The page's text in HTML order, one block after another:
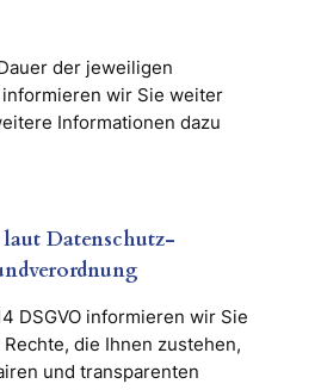
der jeweiligen
wir Sie weiter
Informationen dazu
laut Datenschutz-
DSGVO informieren wir Sie
die Ihnen zustehen,
und transparenten